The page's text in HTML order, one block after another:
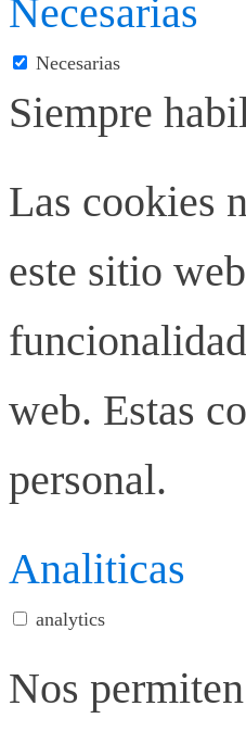
Necesarias
Necesarias
Siempre
Las cookies
este sitio
web. Estas
personal.
Analiticas
analytics
Nos